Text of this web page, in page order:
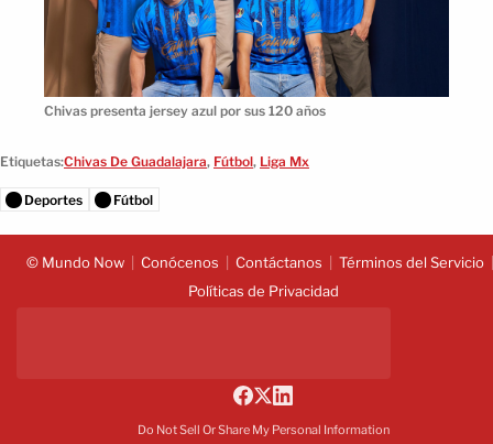
Chivas presenta jersey azul por sus 120 años
Etiquetas:Chivas De Guadalajara, Fútbol, Liga Mx
Deportes Fútbol
© Mundo Now Conócenos Contáctanos
Términos del Servicio
Políticas de Privacidad
Do Not Sell Or Share My Personal Information